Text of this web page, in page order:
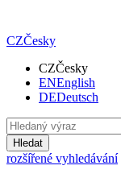
CZČesky
CZČesky
ENEnglish
DEDeutsch
Hledat
rozšířené vyhledávání